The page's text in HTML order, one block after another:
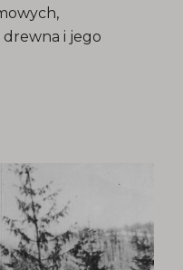
i jego